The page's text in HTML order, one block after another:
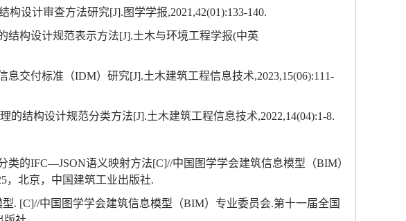
构设计审查方法研究[J]. 图学学报,2021,42(01):133-140.
结构设计规范表示方法[J].土木与环境工程学报(中英
息交付标准（IDM）研究[J].土木建筑工程信息技术,2023,15(06):111-
的结构设计规范分类方法[J].土木建筑工程信息技术,2022,14(04):1-8.
类的IFC—JSON语义映射方法[C]//中国图学学会建筑信息模型（BIM）
，北京，中国建筑工业出版社.
型. [C]//中国图学学会建筑信息模型（BIM）专业委员会.第十一届全国